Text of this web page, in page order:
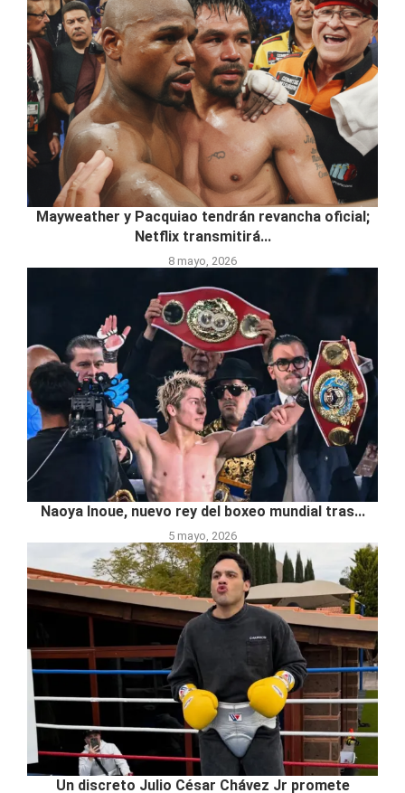
Mayweather y Pacquiao tendrán revancha oficial;
Netflix transmitirá...
8 mayo, 2026
Naoya Inoue, nuevo rey del boxeo mundial tras...
5 mayo, 2026
Un discreto Julio César Chávez Jr promete